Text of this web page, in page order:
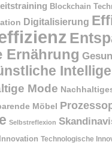
Blockchain
Digitalisierung
Ernährung
Mode
Möbel
Selbstreflexion
Technologische